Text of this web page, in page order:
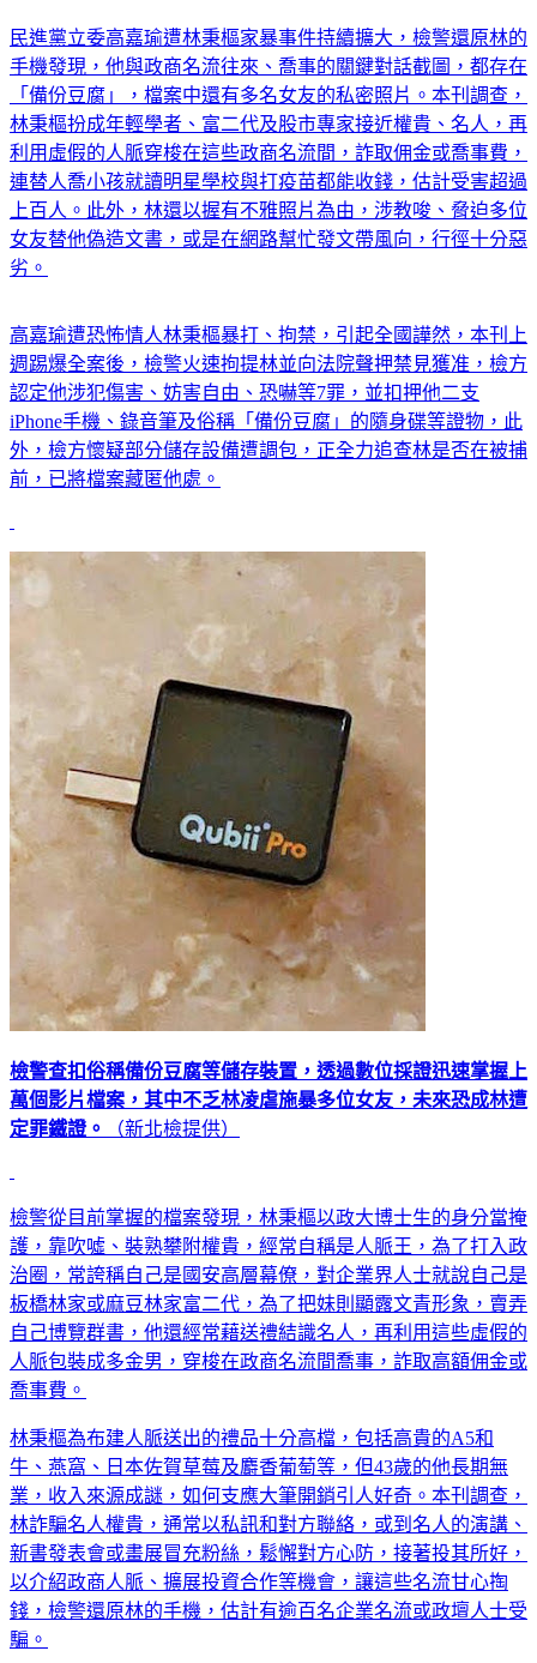
民進黨立委高嘉瑜遭林秉樞家暴事件持續擴大，檢警還原林的
手機發現，他與政商名流往來、喬事的關鍵對話截圖，都存在
「備份豆腐」，檔案中還有多名女友的私密照片。本刊調查，
林秉樞扮成年輕學者、富二代及股市專家接近權貴、名人，再
利用虛假的人脈穿梭在這些政商名流間，詐取佣金或喬事費，
連替人喬小孩就讀明星學校與打疫苗都能收錢，估計受害超過
上百人。此外，林還以握有不雅照片為由，涉教唆、脅迫多位
女友替他偽造文書，或是在網路幫忙發文帶風向，行徑十分惡
劣。
高嘉瑜遭恐怖情人林秉樞暴打、拘禁，引起全國譁然，本刊上
週踢爆全案後，檢警火速拘提林並向法院聲押禁見獲准，檢方
認定他涉犯傷害、妨害自由、恐嚇等7罪，並扣押他二支
iPhone手機、錄音筆及俗稱「備份豆腐」的隨身碟等證物，此
外，檢方懷疑部分儲存設備遭調包，正全力追查林是否在被捕
前，已將檔案藏匿他處。
檢警查扣俗稱備份豆腐等儲存裝置，透過數位採證迅速掌握上
萬個影片檔案，其中不乏林凌虐施暴多位女友，未來恐成林遭
定罪鐵證。
（新北檢提供）
檢警從目前掌握的檔案發現，林秉樞以政大博士生的身分當掩
護，靠吹噓、裝熟攀附權貴，經常自稱是人脈王，為了打入政
治圈，常誇稱自己是國安高層幕僚，對企業界人士就說自己是
板橋林家或麻豆林家富二代，為了把妹則顯露文青形象，賣弄
自己博覽群書，他還經常藉送禮結識名人，再利用這些虛假的
人脈包裝成多金男，穿梭在政商名流間喬事，詐取高額佣金或
喬事費。
林秉樞為布建人脈送出的禮品十分高檔，包括高貴的A5和
牛、燕窩、日本佐賀草莓及麝香葡萄等，但43歲的他長期無
業，收入來源成謎，如何支應大筆開銷引人好奇。本刊調查，
林詐騙名人權貴，通常以私訊和對方聯絡，或到名人的演講、
新書發表會或畫展冒充粉絲，鬆懈對方心防，接著投其所好，
以介紹政商人脈、擴展投資合作等機會，讓這些名流甘心掏
錢，檢警還原林的手機，估計有逾百名企業名流或政壇人士受
騙。